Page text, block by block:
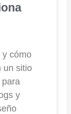
y cómo
un sitio
y